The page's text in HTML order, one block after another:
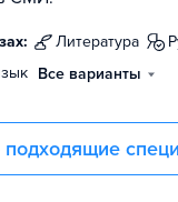
литература
Все варианты
подходящие